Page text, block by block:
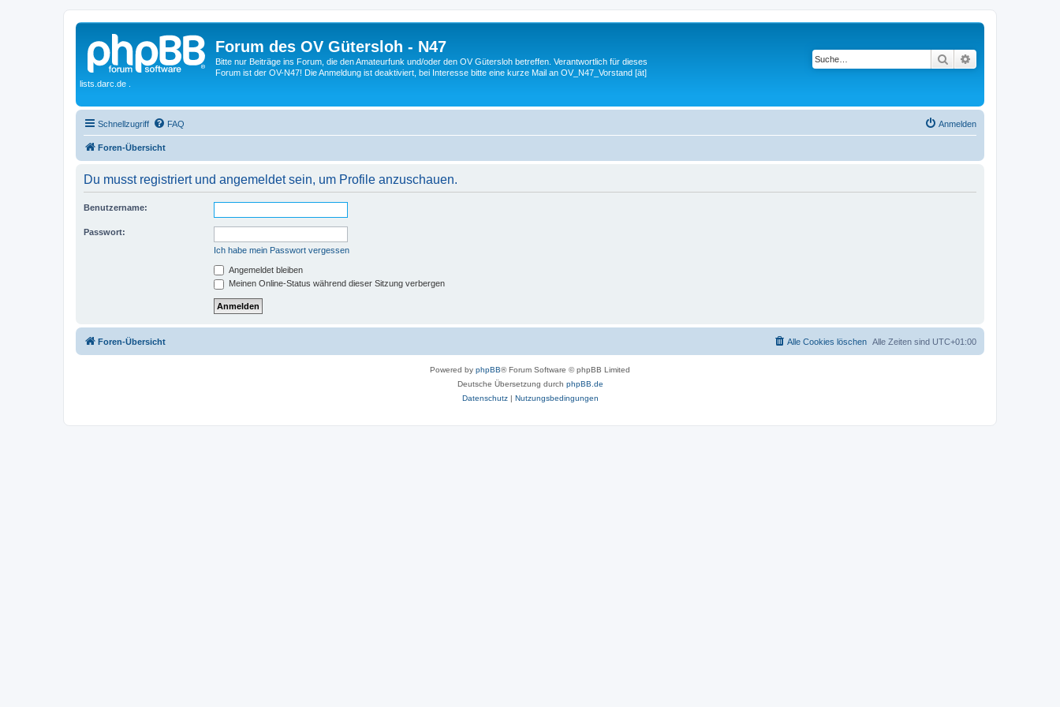
Forum des OV Gütersloh - N47
Bitte nur Beiträge ins Forum, die den Amateurfunk und/oder den OV Gütersloh betreffen. Verantwortlich für dieses
Forum ist der OV-N47! Die Anmeldung ist deaktiviert, bei Interesse bitte eine kurze Mail an OV_N47_Vorstand [ät]
lists.darc.de .
Suche
Schnellzugriff FAQ Anmelden
Foren-Übersicht
Du musst registriert und angemeldet sein, um Profile anzuschauen.
Benutzername:
Passwort:
Ich habe mein Passwort vergessen
Angemeldet bleiben
Meinen Online-Status während dieser Sitzung verbergen
Foren-Übersicht Alle Zeiten sind UTC+01:00
Alle Cookies löschen
Powered by phpBB® Forum Software © phpBB Limited
Deutsche Übersetzung durch phpBB.de
Datenschutz| Nutzungsbedingungen